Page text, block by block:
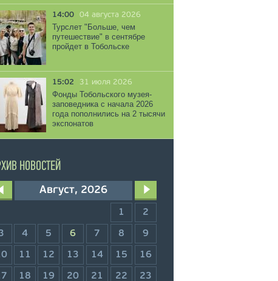
14:00 04 августа 2026
Турслет "Больше, чем
путешествие" в сентябре
пройдет в Тобольске
15:02 31 июля 2026
Фонды Тобольского музея-
заповедника с начала 2026
года пополнились на 2 тысячи
экспонатов
НОВОСТЕЙ
Август, 2026
1 2
4 5 6 7 8 9
11 12 13 14 15 16
18 19 20 21 22 23